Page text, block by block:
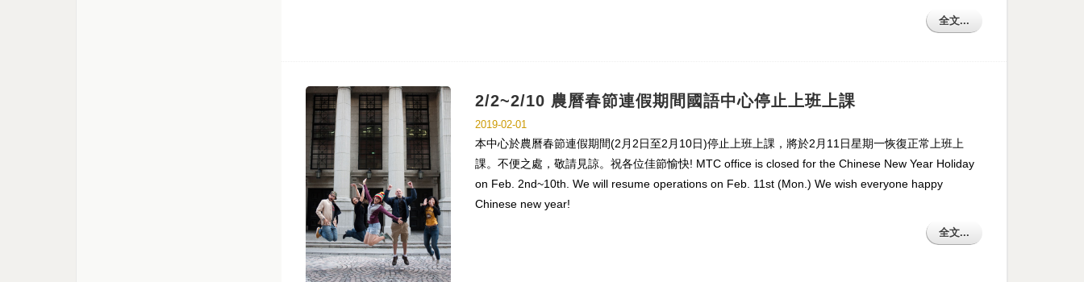
全文...
2/2~2/10 農曆春節連假期間國語中心停止上班上課
2019-02-01
本中心於農曆春節連假期間(2月2日至2月10日)停止上班上課，將於2月11日星期一恢復正常上班上
課。不便之處，敬請見諒。祝各位佳節愉快! MTC office is closed for the Chinese New Year Holiday
on Feb. 2nd~10th. We will resume operations on Feb. 11st (Mon.) We wish everyone happy
Chinese new year!
全文...